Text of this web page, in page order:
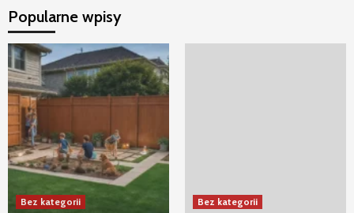
Popularne wpisy
Bez kategorii Bez kategorii